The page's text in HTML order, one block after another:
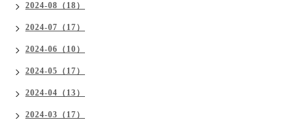
2024-08（18）
2024-07（17）
2024-06（10）
2024-05（17）
2024-04（13）
2024-03（17）